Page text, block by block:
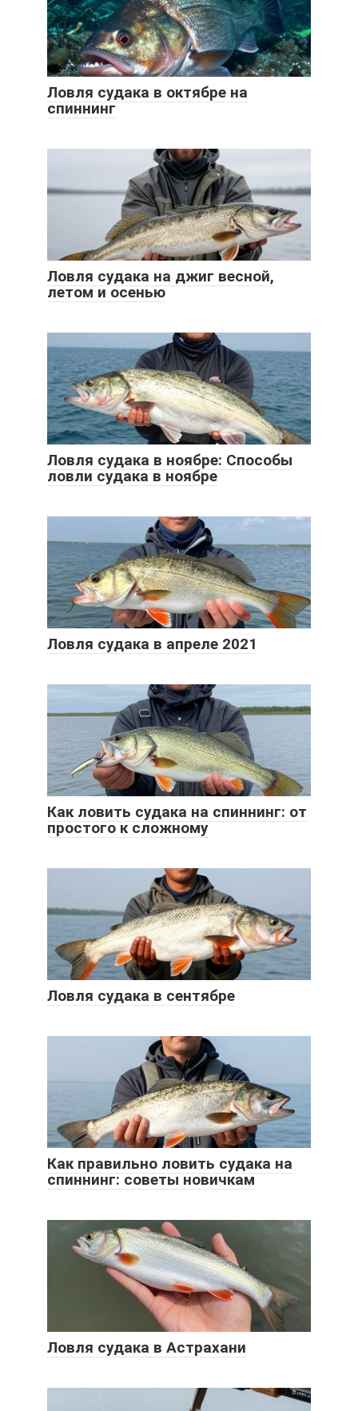
Ловля судака в октябре на
спиннинг
Ловля судака на джиг весной,
летом и осенью
Ловля судака в ноябре: Способы
ловли судака в ноябре
Ловля судака в апреле 2021
Как ловить судака на спиннинг: от
простого к сложному
Ловля судака в сентябре
Как правильно ловить судака на
спиннинг: советы новичкам
Ловля судака в Астрахани